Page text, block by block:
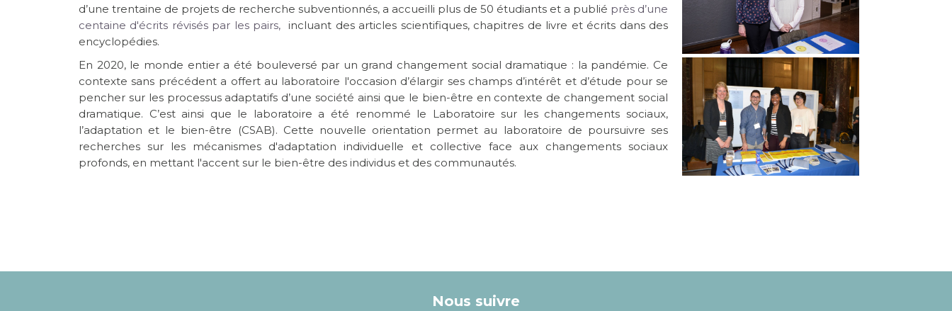
d’une trentaine de projets de recherche subventionnés, a accueilli plus de 50 étudiants et a publié près d’une
centaine d'écrits révisés par les pairs, incluant des articles scientifiques, chapitres de livre et écrits dans des
encyclopédies.
En 2020, le monde entier a été bouleversé par un grand changement social dramatique : la pandémie. Ce
contexte sans précédent a offert au laboratoire l'occasion d’élargir ses champs d’intérêt et d’étude pour se
pencher sur les processus adaptatifs d’une société ainsi que le bien-être en contexte de changement social
dramatique. C’est ainsi que le laboratoire a été renommé le Laboratoire sur les changements sociaux,
l’adaptation et le bien-être (CSAB). Cette nouvelle orientation permet au laboratoire de poursuivre ses
recherches sur les mécanismes d'adaptation individuelle et collective face aux changements sociaux
profonds, en mettant l'accent sur le bien-être des individus et des communautés.
Nous suivre